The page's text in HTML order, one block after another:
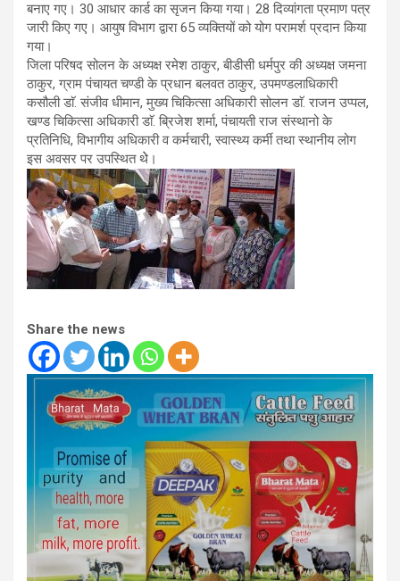
बनाए गए। 30 आधार कार्ड का सृजन किया गया। 28 दिव्यांगता प्रमाण पत्र
जारी किए गए। आयुष विभाग द्वारा 65 व्यक्तियों को योग परामर्श प्रदान किया
गया।
जिला परिषद सोलन के अध्यक्ष रमेश ठाकुर, बीडीसी धर्मपुर की अध्यक्ष जमना
ठाकुर, ग्राम पंचायत चण्डी के प्रधान बलवत ठाकुर, उपमण्डलाधिकारी
कसौली डाॅ. संजीव धीमान, मुख्य चिकित्सा अधिकारी सोलन डाॅ. राजन उप्पल,
खण्ड चिकित्सा अधिकारी डाॅ. ब्रिजेश शर्मा, पंचायती राज संस्थानो के
प्रतिनिधि, विभागीय अधिकारी व कर्मचारी, स्वास्थ्य कर्मी तथा स्थानीय लोग
इस अवसर पर उपस्थित थेे।
Share the news